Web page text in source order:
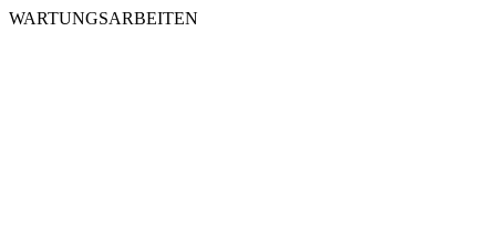
WARTUNGSARBEITEN